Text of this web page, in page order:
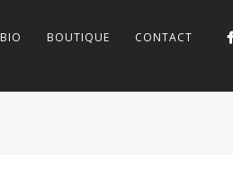
BIO BOUTIQUE CONTACT